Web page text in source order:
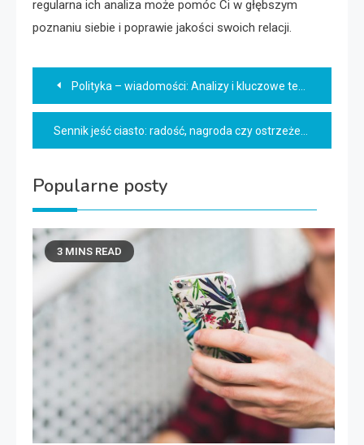
regularna ich analiza może pomóc Ci w głębszym
poznaniu siebie i poprawie jakości swoich relacji.
Nawigacja
wpisu
Polityka – wiadomości: Analizy i kluczowe tematy dnia
Sennik jeść ciasto: radość, nagroda czy ostrzeżenie?
Popularne posty
3 MINS READ